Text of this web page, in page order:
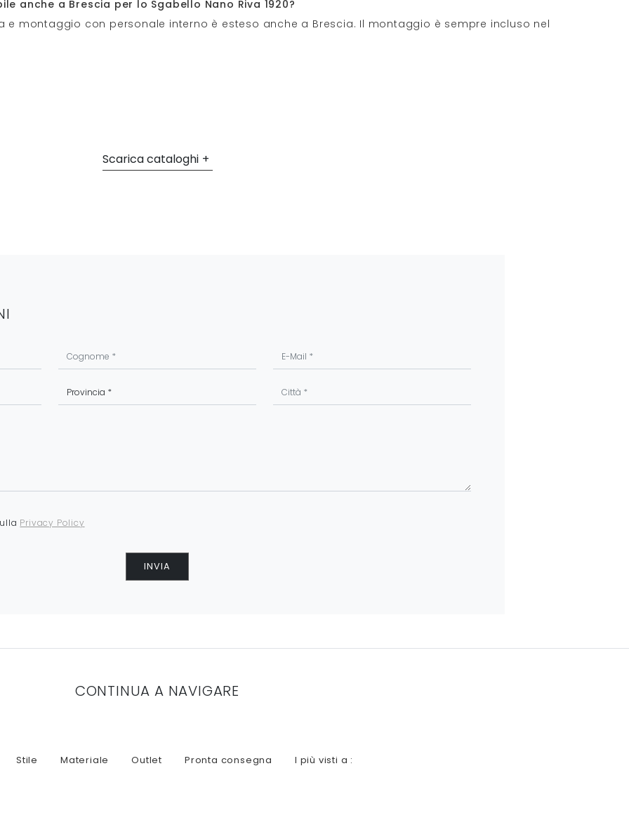
anche a Brescia per lo Sgabello Nano Riva 1920?
e montaggio con personale interno è esteso anche a Brescia. Il montaggio è sempre incluso nel
Scarica cataloghi
Privacy Policy
INVIA
CONTINUA A NAVIGARE
Stile Materiale Outlet Pronta consegna I più visti a :